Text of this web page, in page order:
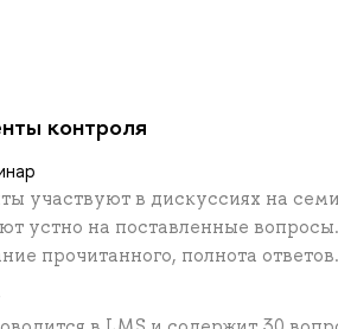
контроля
участвуют в дискуссиях на
устно на поставленные
прочитанного, полнота ответов.